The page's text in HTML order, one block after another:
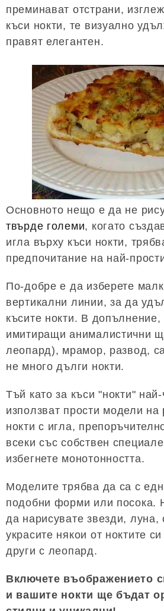
преминават отстрани,
къси нокти, те визуално
правят елегантен.
Основното нещо е да не
твърде големи, когато
игла върху къси нокти,
предпочитание на най-
По-добре е да изберете
вертикални линии, за да
късите нокти. В допълнение,
имитиращи анималистични
леопард), мрамор, развод,
не много дълги нокти.
Тъй като за къси "нокти" най-
използват прости модели на
нокти с игла,
всеки със собствен
избегнете монотонността.
Моделите трябва да са с
подобни форми или посока.
да нарисувате звезди,
украсите някои от ноктите
други с леопард.
Включете въображението
и вашите нокти ще бъдат